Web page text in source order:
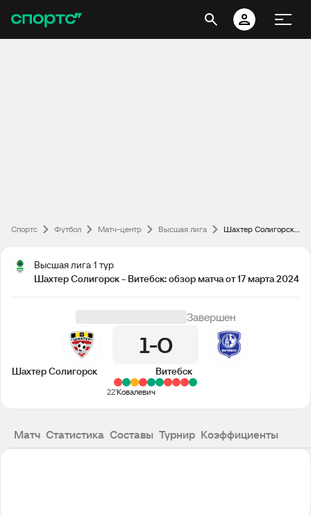
Спортс Футбол Матч-центр Высшая лига Шахтер Солигорск - Витебск: обзор матча от 17 марта 2024
Высшая лига 1 тур
Шахтер Солигорск - Витебск: обзор матча от 17 марта 2024
Завершен
1 0
Шахтер Солигорск Витебск
22'Ковалевич
Матч Статистика Составы Турнир Коэффициенты